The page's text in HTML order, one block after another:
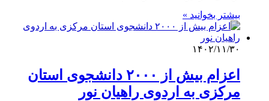
بیشتر بخوانید »
۱۴۰۲/۱۱/۳۰
اعزام بیش از ۲۰۰۰ دانشجوی استان
مرکزی به اردوی راهیان نور